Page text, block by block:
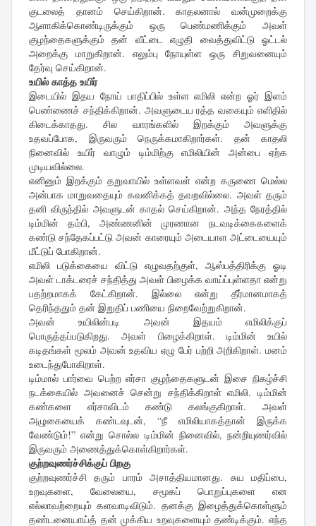
குடலைத் தானம் செய்கிறான். காதலனால் வன்முறைக்கு
ஆளாகிக்கொண்டிருக்கும் ஒரு பெண்மணிக்கும் அவள்
குழந்தைகளுக்கும் தன் வீட்டை எழுதி வைத்துவிட்டு ஓட்டல்
அறைக்கு மாறுகிறான். எலும்பு நோயுள்ள ஒரு சிறுவனையும்
தேர்வு செய்கிறான்.
உயில் காத்த உயிர்
இடையில் இதய நோய் பாதிப்பில் உள்ள எமிலி என்ற ஓர் இளம்
பெண்ணைச் சந்திக்கிறான். அவளுடைய ரத்த வகையும் எளிதில்
கிடைக்காதது. சில வாரங்களில் இறக்கும் அவளுக்கு
உதவப்போக, இருவரும் நெருக்கமாகிறார்கள். தன் காதலி
நினைவில் உயிர் வாழும் டிம்மிற்கு எமிலியின் அன்பை ஏற்க
முடியவில்லை.
எனினும் இறக்கும் தறுவாயில் உள்ளவள் என்ற கருணை மெல்ல
அன்பாக மாறுவதையும் கவனிக்கத் தவறவில்லை. அவள் தரும்
தனி விருந்தில் அவளுடன் காதல் செய்கிறான். அந்த நேரத்தில்
டிம்மின் தம்பி, அண்ணனின் முரணான நடவடிக்கைகளைக்
கண்டு சந்தேகப்பட்டு அவன் காரையும் அடையாள அட்டையையும்
மீட்டுப் போகிறான்.
எமிலி படுக்கையை விட்டு எழுவதற்குள், ஆஸ்பத்திரிக்கு ஓடி
அவள் டாக்டரைச் சந்தித்து அவள் பிழைக்க வாய்ப்புள்ளதா என்று
பதற்றமாகக் கேட்கிறான். இல்லை என்று தீர்மானமாகத்
தெரிந்ததும் தன் இறுதிப் பணியை நிறைவேற்றுகிறான்.
அவன் உயிலின்படி அவன் இதயம் எமிலிக்குப்
பொருத்தப்படுகிறது. அவள் பிழைக்கிறாள். டிம்மின் உயில்
கடிதங்கள் மூலம் அவன் உதவிய ஏழு பேர் பற்றி அறிகிறாள். மனம்
உடைந்துபோகிறாள்.
டிம்மால் பார்வை பெற்ற எர்சா குழந்தைகளுடன் இசை நிகழ்ச்சி
நடக்கையில் அவனைச் சென்று சந்திக்கிறாள் எமிலி. டிம்மின்
கண்களை எர்சாவிடம் கண்டு கலங்குகிறாள். அவள்
அழுகையைக் கண்டவுடன், “நீ எமிலியாகத்தான் இருக்க
வேண்டும்!” என்று சொல்ல டிம்மின் நினைவில், நன்றியுணர்வில்
இருவரும் அணைத்துக்கொள்கிறார்கள்.
குற்றவுணர்ச்சிக்குப் பிறகு
குற்றவுணர்ச்சி தரும் பாரம் அசாத்தியமானது. சுய மதிப்பை,
உறவுகளை, வேலையை, சமூகப் பொறுப்புகளை என
எல்லாவற்றையும் களவாடிவிடும். தனக்கு இழைத்துக்கொள்ளும்
தண்டனையாய்த் தன் முக்கிய உறவுகளையும் தண்டிக்கும். எந்த